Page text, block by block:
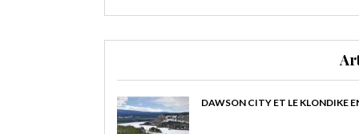
DAWSON CITY ET LE KLONDIKE